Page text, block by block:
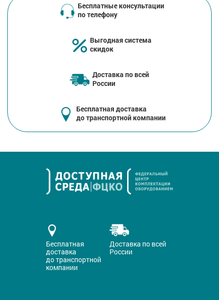
Бесплатные консультации
по телефону
Выгодная система
скидок
Доставка по всей
России
Бесплатная доставка
до транспортной компании
Бесплатная
доставка
до транспортной
компании
Доставка по всей
России